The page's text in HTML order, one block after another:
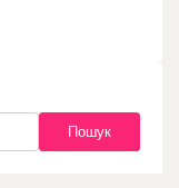
Пошук